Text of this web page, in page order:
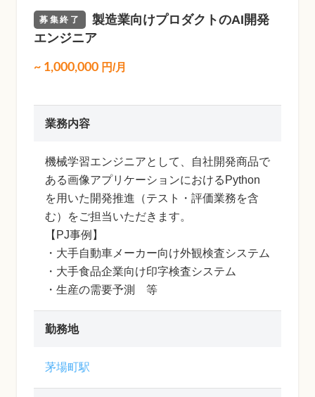
募集終了
製造業向けプロダクトのAI開発
エンジニア
~ 1,000,000 円/月
業務内容
機械学習エンジニアとして、自社開発商品で
ある画像アプリケーションにおけるPython
を用いた開発推進（テスト・評価業務を含
む）をご担当いただきます。
【PJ事例】
・大手自動車メーカー向け外観検査システム
・大手食品企業向け印字検査システム
・生産の需要予測 等
勤務地
茅場町駅